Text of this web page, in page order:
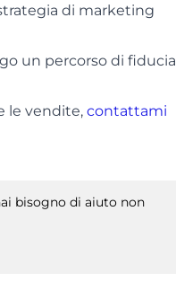
di marketing
un percorso di fiducia
le vendite, contattami
bisogno di aiuto non